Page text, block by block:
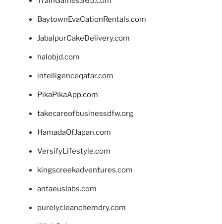
BaytownEvaCationRentals.com
JabalpurCakeDelivery.com
halobjd.com
intelligenceqatar.com
PikaPikaApp.com
takecareofbusinessdfw.org
HamadaOfJapan.com
VersifyLifestyle.com
kingscreekadventures.com
antaeuslabs.com
purelycleanchemdry.com